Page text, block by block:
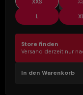
XXS
L XL
Store finden
Versand derzeit nur
In den Warenkorb